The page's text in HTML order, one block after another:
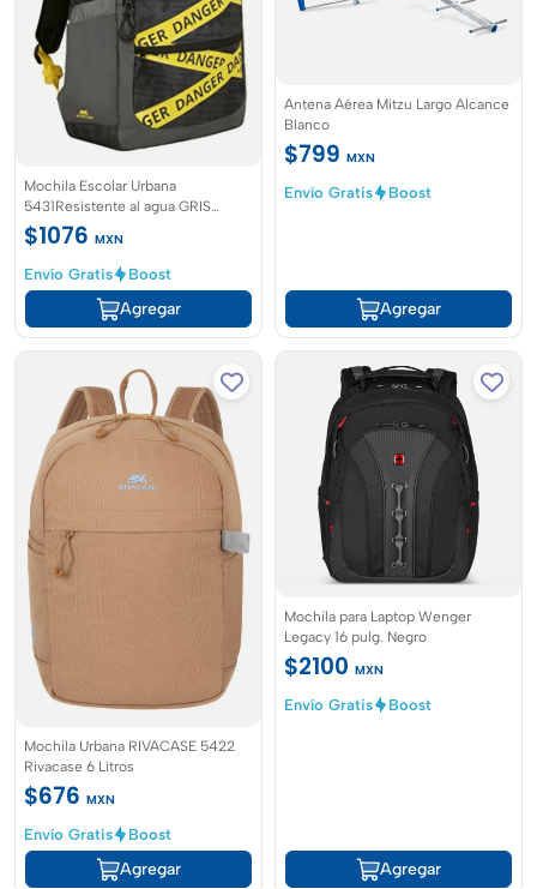
Mochila Escolar Urbana
5431Resistente al agua GRIS
RIVACASE
$1076 MXN
Envío Gratis
Boost
Agregar
Antena Aérea Mitzu Largo Alcance
Blanco
$799 MXN
Envío Gratis
Boost
Agregar
Mochila Urbana RIVACASE 5422
Rivacase 6 Litros
$676 MXN
Envío Gratis
Boost
Agregar
Mochila para Laptop Wenger
Legacy 16 pulg. Negro
$2100 MXN
Envío Gratis
Boost
Agregar